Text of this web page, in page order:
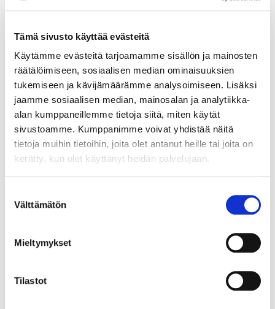
Tämä sivusto käyttää evästeitä
Käytämme evästeitä tarjoamamme sisällön ja mainosten
räätälöimiseen, sosiaalisen median ominaisuuksien
tukemiseen ja kävijämäärämme analysoimiseen. Lisäksi
jaamme sosiaalisen median, mainosalan ja analytiikka-
alan kumppaneillemme tietoja siitä, miten käytät
sivustoamme. Kumppanimme voivat yhdistää näitä
tietoja muihin tietoihin, joita olet antanut heille tai joita on
kerätty, kun olet käyttänyt heidän palvelujaan.
valinta
Välttämätön
Mieltymykset
Tilastot
Street address (*):
Country (*):
I'd like to receive the Vermo newsletter
(*) Information is mandatory